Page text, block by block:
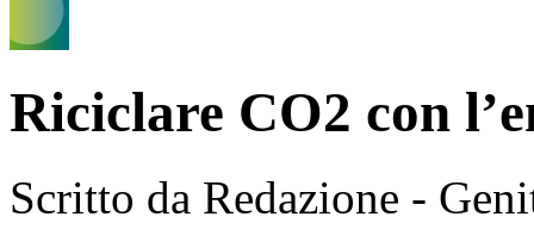
Riciclare CO2 con
Scritto da Redazione -